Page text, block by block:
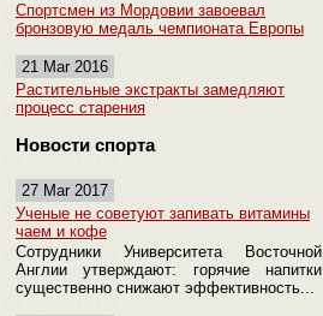
Спортсмен из Мордовии завоевал
бронзовую медаль чемпионата Европы
21 Mar 2016
Растительные экстракты замедляют
процесс старения
Новости спорта
27 Mar 2017
Ученые не советуют запивать витамины
чаем и кофе
Сотрудники Университета Восточной
Англии утверждают: горячие напитки
существенно снижают эффективность...